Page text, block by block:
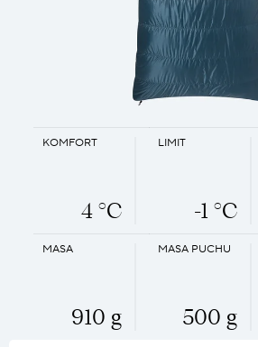
MASA
910 g
MASA PUCHU
500 g
KOMFORT
4 °C
LIMIT
-1 °C